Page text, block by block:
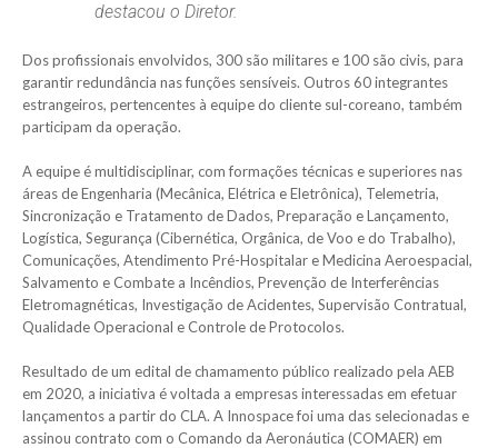
destacou o Diretor.
Dos profissionais envolvidos, 300 são militares e 100 são civis, para
garantir redundância nas funções sensíveis. Outros 60 integrantes
estrangeiros, pertencentes à equipe do cliente sul-coreano, também
participam da operação.
A equipe é multidisciplinar, com formações técnicas e superiores nas
áreas de Engenharia (Mecânica, Elétrica e Eletrônica), Telemetria,
Sincronização e Tratamento de Dados, Preparação e Lançamento,
Logística, Segurança (Cibernética, Orgânica, de Voo e do Trabalho),
Comunicações, Atendimento Pré-Hospitalar e Medicina Aeroespacial,
Salvamento e Combate a Incêndios, Prevenção de Interferências
Eletromagnéticas, Investigação de Acidentes, Supervisão Contratual,
Qualidade Operacional e Controle de Protocolos.
Resultado de um edital de chamamento público realizado pela AEB
em 2020, a iniciativa é voltada a empresas interessadas em efetuar
lançamentos a partir do CLA. A Innospace foi uma das selecionadas e
assinou contrato com o Comando da Aeronáutica (COMAER) em